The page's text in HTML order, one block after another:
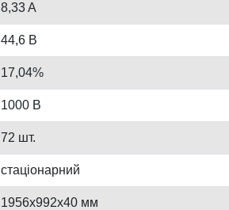
8,33 A
44,6 В
17,04%
1000 В
72 шт.
стаціонарний
1956x992x40 мм